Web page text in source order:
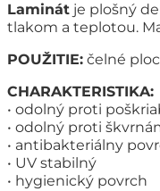
Laminát je plošný
tlakom a teplotou.
POUŽITIE: čelné
CHARAKTERISTIKA:
• odolný proti
• odolný proti
• antibakteriálny
• UV stabilný
• hygienický povrch